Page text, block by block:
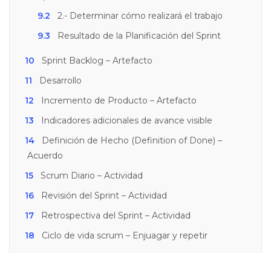
9.2
2.- Determinar cómo realizará el trabajo
9.3
Resultado de la Planificación del Sprint
10
Sprint Backlog – Artefacto
11
Desarrollo
12
Incremento de Producto – Artefacto
13
Indicadores adicionales de avance visible
14
Definición de Hecho (Definition of Done) –
Acuerdo
15
Scrum Diario – Actividad
16
Revisión del Sprint – Actividad
17
Retrospectiva del Sprint – Actividad
18
Ciclo de vida scrum – Enjuagar y repetir